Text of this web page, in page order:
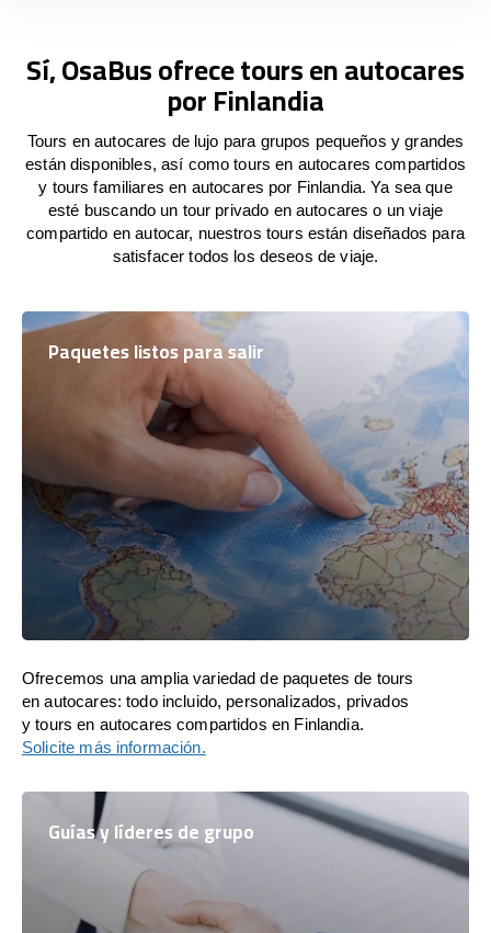
Sí, OsaBus ofrece tours en autocares
por Finlandia
Tours en autocares de lujo para grupos pequeños y grandes
están disponibles, así como tours en autocares compartidos
y tours familiares en autocares por Finlandia. Ya sea que
esté buscando un tour privado en autocares o un viaje
compartido en autocar, nuestros tours están diseñados para
satisfacer todos los deseos de viaje.
Paquetes listos para salir
Ofrecemos una amplia variedad de paquetes de tours
en autocares: todo incluido, personalizados, privados
y tours en autocares compartidos en Finlandia.
Solicite más información.
Guías y líderes de grupo